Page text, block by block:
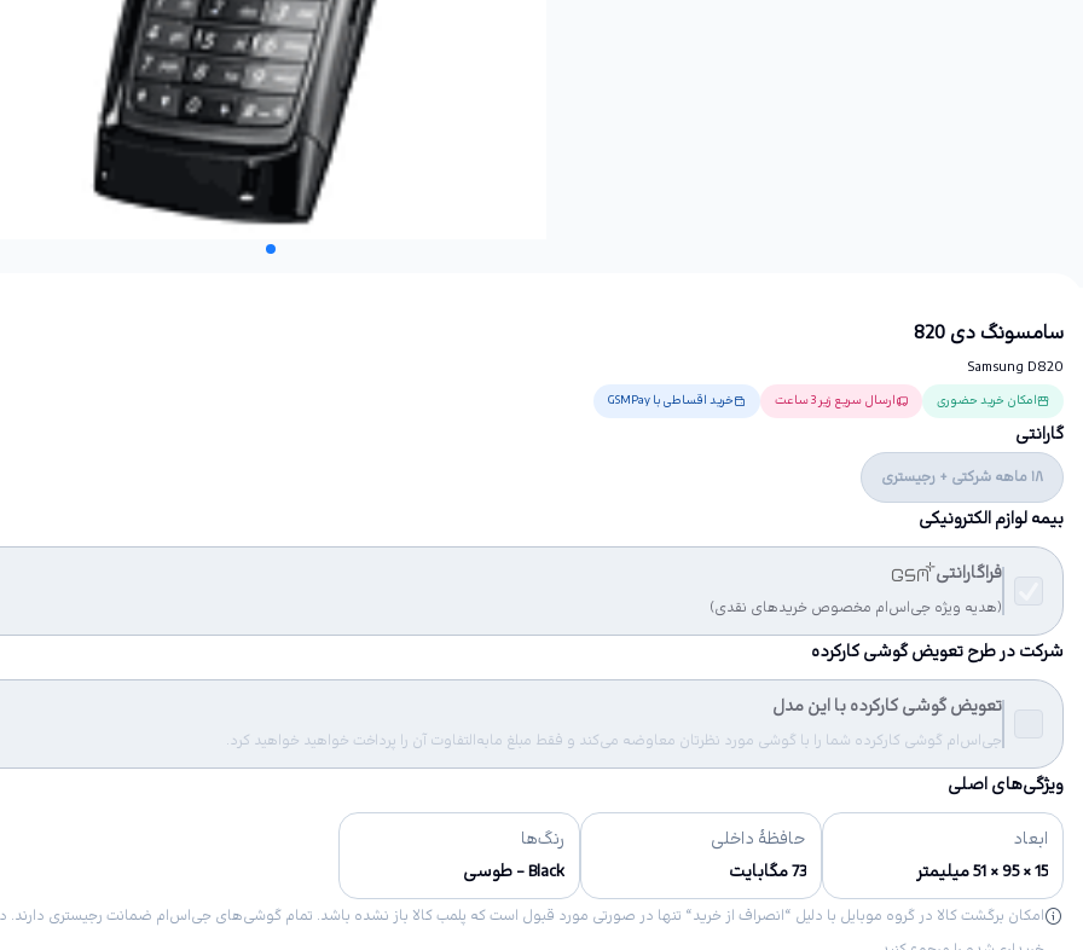
سامسونگ دی 820
Samsung D820
امکان خرید حضوری ارسال سریع زیر 3 ساعت خرید اقساطی با GSMPay
گارانتی
18 ماهه شرکتی + رجیستری
بیمه لوازم الکترونیکی
فراگارانتی
(هدیه ویژه جی‌اس‌ام مخصوص خریدهای نقدی)
شرکت در طرح تعویض گوشی کارکرده
تعویض گوشی کارکرده با این مدل
جی‌اس‌ام گوشی کارکرده شما را با گوشی مورد نظرتان معاوضه می‌کند و فقط مبلغ مابه‌التفاوت آن را پرداخت خواهید خواهید کرد.
ویژگی‌های اصلی
ابعاد
15 × 95 × 51 میلیمتر
حافظهٔ داخلی
73 مگابایت
رنگ‌ها
Black - طوسی